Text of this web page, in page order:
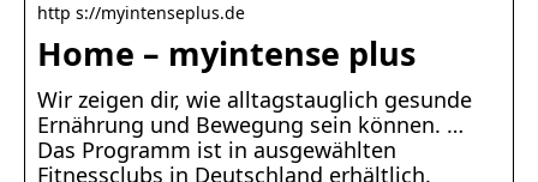
http s://myintenseplus.de
Home – myintense plus
Wir zeigen dir, wie alltagstauglich gesunde
Ernährung und Bewegung sein können. …
Das Programm ist in ausgewählten
Fitnessclubs in Deutschland erhältlich.